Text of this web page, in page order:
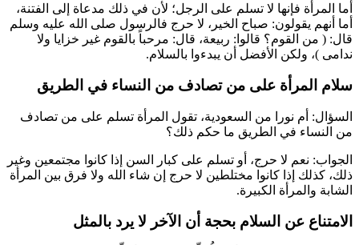
أما المرأة فإنها لا تسلم على الرجل؛ لأن في ذلك مدعاة إلى الفتنة،
أما أنهم يقولون: صباح الخير، لا حرج فالرسول صلى الله عليه وسلم
قال: ( من القوم؟ قالوا: ربيعة، قال: مرحباً بالقوم غير خزايا ولا
ندامى )، ولكن الأفضل أن يبدءوا بالسلام.
سلام المرأة على من تصادف من النساء في الطريق
السؤال: أم نورا
من السعودية، تقول المرأة تسلم على من تصادف
من النساء في الطريق ما حكم ذلك؟
الجواب: نعم لا حرج، أو تسلم على كبار السن إذا كانوا مجتمعين وغير
ذلك، كذلك إذا كانوا مختلطين لا حرج إن شاء الله ولا فرق بين المرأة
الشابة والمرأة الكبيرة.
الامتناع عن السلام بحجة أن الآخر لا يرد بالمثل